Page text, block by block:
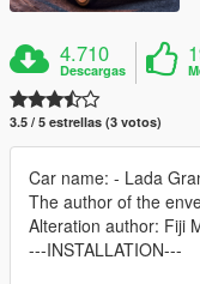
4.710
Descargas
3.5 / 5 estrellas (3 votos)
Car name: - Lada
The author of the
Alteration author: Fiji
---INSTALLATION---